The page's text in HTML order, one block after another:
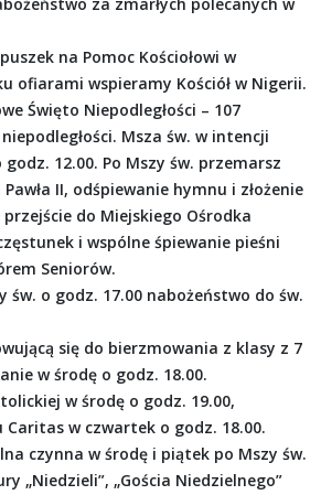
na Pomoc Kościołowi w
ofiarami wspieramy Kościół w Nigerii.
Święto Niepodległości – 107
Msza św. w intencji
12.00. Po Mszy św. przemarsz
II, odśpiewanie hymnu i złożenie
do Miejskiego Ośrodka
i wspólne śpiewanie pieśni
Seniorów.
św. o godz. 17.00 nabożeństwo do św.
się do bierzmowania z klasy z 7
w środę o godz. 18.00.
w środę o godz. 19.00,
Caritas w czwartek o godz. 18.00.
czynna w środę i piątek po Mszy św.
„Niedzieli”, „Gościa Niedzielnego”